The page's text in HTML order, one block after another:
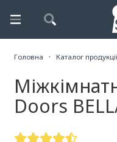
Головна Каталог продукції
Doors